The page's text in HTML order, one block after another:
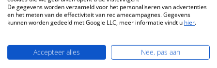
Productgalerij overslaan
Vergelijkbare producten
De gegevens worden verzameld voor het personaliseren van advertenties
en het meten van de effectiviteit van reclamecampagnes. Gegevens
kunnen worden gedeeld met Google LLC, meer informatie vindt u hier.
Accepteer alles Nee, pas aan